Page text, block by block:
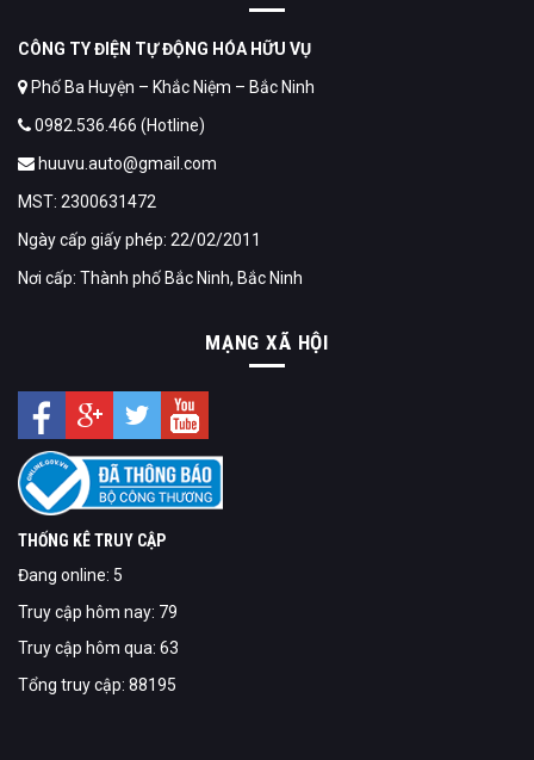
CÔNG TY ĐIỆN TỰ ĐỘNG HÓA HỮU VỤ
Phố Ba Huyện – Khắc Niệm – Bắc Ninh
0982.536.466 (Hotline)
huuvu.auto@gmail.com
MST: 2300631472
Ngày cấp giấy phép: 22/02/2011
Nơi cấp: Thành phố Bắc Ninh, Bắc Ninh
MẠNG XÃ HỘI
THỐNG KÊ TRUY CẬP
Đang online: 5
Truy cập hôm nay: 79
Truy cập hôm qua: 63
Tổng truy cập: 88195